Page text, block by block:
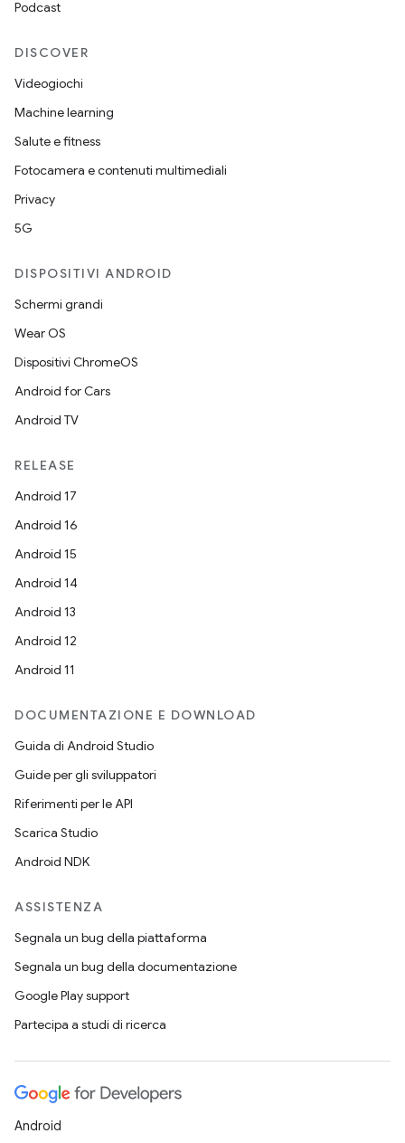
Podcast
DISCOVER
Videogiochi
Machine learning
Salute e fitness
Fotocamera e contenuti multimediali
Privacy
5G
DISPOSITIVI ANDROID
Schermi grandi
Wear OS
Dispositivi ChromeOS
Android for Cars
Android TV
RELEASE
Android 17
Android 16
Android 15
Android 14
Android 13
Android 12
Android 11
DOCUMENTAZIONE E DOWNLOAD
Guida di Android Studio
Guide per gli sviluppatori
Riferimenti per le API
Scarica Studio
Android NDK
ASSISTENZA
Segnala un bug della piattaforma
Segnala un bug della documentazione
Google Play support
Partecipa a studi di ricerca
Android